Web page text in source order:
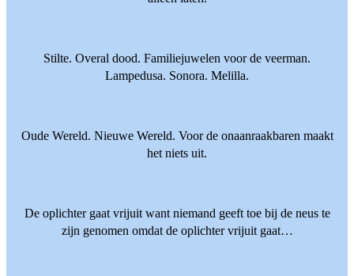
Stilte. Overal dood. Familiejuwelen voor de veerman.
Lampedusa. Sonora. Melilla.
Oude Wereld. Nieuwe Wereld. Voor de onaanraakbaren maakt
het niets uit.
De oplichter gaat vrijuit want niemand geeft toe bij de neus te
zijn genomen omdat de oplichter vrijuit gaat…